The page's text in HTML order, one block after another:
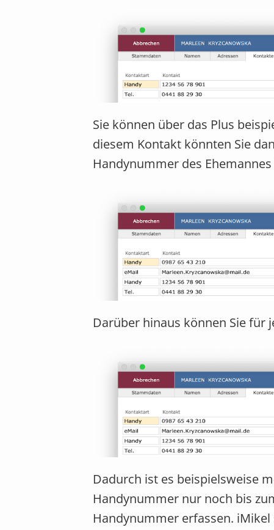
Sie können über das Plus
diesem Kontakt könnten Sie
Handynummer des
Darüber hinaus können Sie für
Dadurch ist es beispielsweise
Handynummer nur noch bis
Handynummer erfassen.